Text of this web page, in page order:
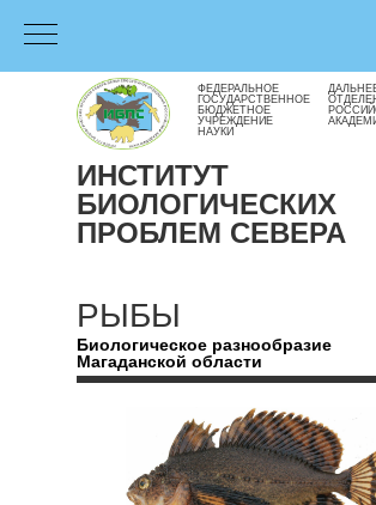
ИНСТИТУТ
БИОЛОГИЧЕСКИХ
ПРОБЛЕМ СЕВЕРА
ФЕДЕРАЛЬНОЕ
ГОСУДАРСТВЕННОЕ
БЮДЖЕТНОЕ
УЧРЕЖДЕНИЕ
НАУКИ
РЫБЫ
Биологическое разнообразие
Магаданской области